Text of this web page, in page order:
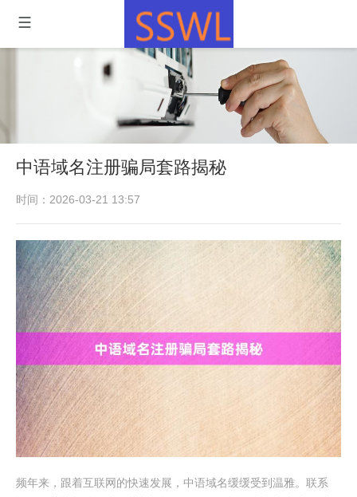
中语域名注册骗局套路揭秘
时间：2026-03-21 13:57
频年来，跟着互联网的快速发展，中语域名缓缓受到温雅。联系